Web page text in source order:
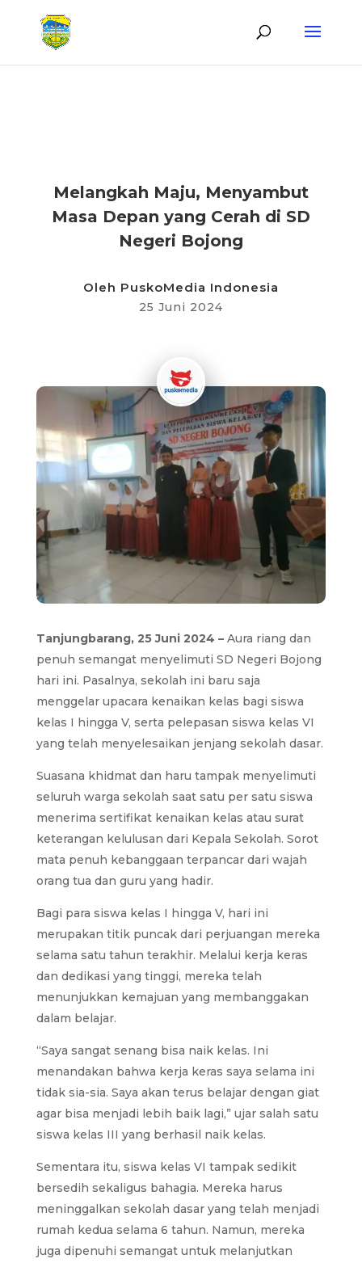
Melangkah Maju, Menyambut
Masa Depan yang Cerah di SD
Negeri Bojong
Oleh PuskoMedia Indonesia
25 Juni 2024
Tanjungbarang, 25 Juni 2024 –Aura riang dan
penuh semangat menyelimuti SD Negeri Bojong
hari ini. Pasalnya, sekolah ini baru saja
menggelar upacara kenaikan kelas bagi siswa
kelas I hingga V, serta pelepasan siswa kelas VI
yang telah menyelesaikan jenjang sekolah dasar.
Suasana khidmat dan haru tampak menyelimuti
seluruh warga sekolah saat satu per satu siswa
menerima sertifikat kenaikan kelas atau surat
keterangan kelulusan dari Kepala Sekolah. Sorot
mata penuh kebanggaan terpancar dari wajah
orang tua dan guru yang hadir.
Bagi para siswa kelas I hingga V, hari ini
merupakan titik puncak dari perjuangan mereka
selama satu tahun terakhir. Melalui kerja keras
dan dedikasi yang tinggi, mereka telah
menunjukkan kemajuan yang membanggakan
dalam belajar.
“Saya sangat senang bisa naik kelas. Ini
menandakan bahwa kerja keras saya selama ini
tidak sia-sia. Saya akan terus belajar dengan giat
agar bisa menjadi lebih baik lagi,” ujar salah satu
siswa kelas III yang berhasil naik kelas.
Sementara itu, siswa kelas VI tampak sedikit
bersedih sekaligus bahagia. Mereka harus
meninggalkan sekolah dasar yang telah menjadi
rumah kedua selama 6 tahun. Namun, mereka
juga dipenuhi semangat untuk melanjutkan